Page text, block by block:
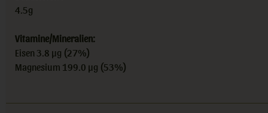
4.5g
Vitamine/Mineralien:
Eisen 3.8 µg (27%)
Magnesium 199.0 µg (53%)